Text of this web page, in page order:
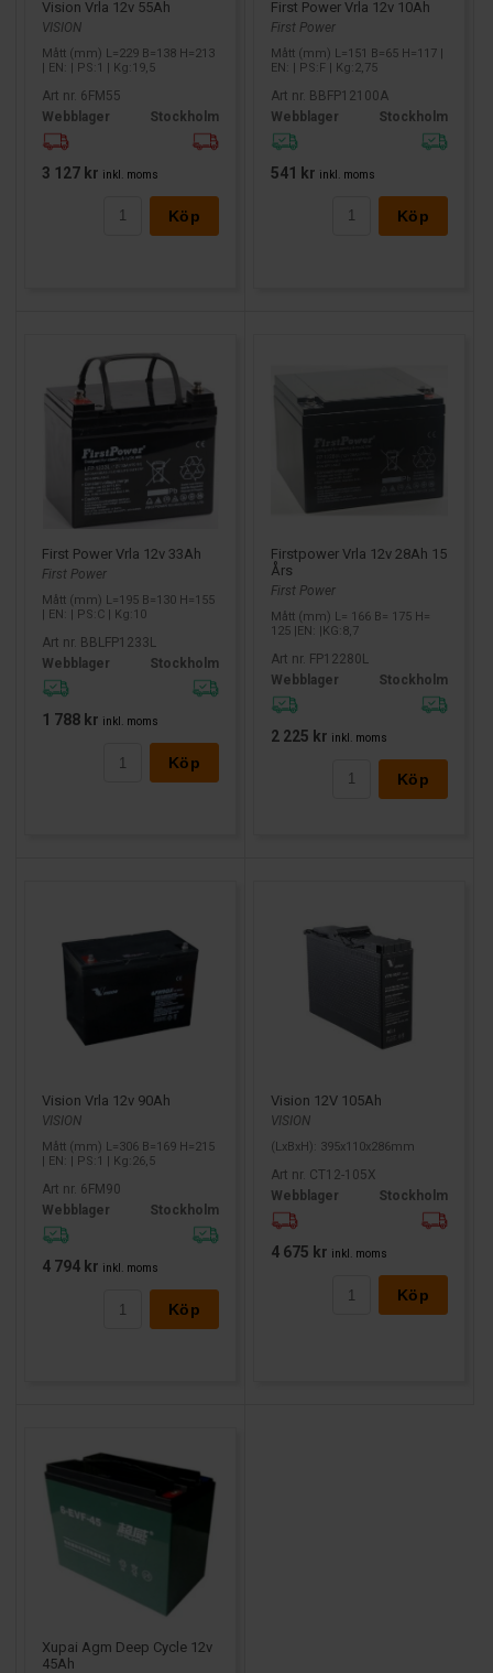
Vision Vrla 12v 55Ah
VISION
Mått (mm) L=229 B=138 H=213
| EN: | PS:1 | Kg:19,5
Art nr. 6FM55
Webblager
Stockholm
3 127 kr inkl. moms
Köp
First Power Vrla 12v 10Ah
First Power
Mått (mm) L=151 B=65 H=117 |
EN: | PS:F | Kg:2,75
Art nr. BBFP12100A
Webblager
Stockholm
541 kr inkl. moms
Köp
First Power Vrla 12v 33Ah
First Power
Mått (mm) L=195 B=130 H=155
| EN: | PS:C | Kg:10
Art nr. BBLFP1233L
Webblager
Stockholm
1 788 kr inkl. moms
Köp
Firstpower Vrla 12v 28Ah 15
Års
First Power
Mått (mm) L= 166 B= 175 H=
125 |EN: |KG:8,7
Art nr. FP12280L
Webblager
Stockholm
2 225 kr inkl. moms
Köp
Vision Vrla 12v 90Ah
VISION
Mått (mm) L=306 B=169 H=215
| EN: | PS:1 | Kg:26,5
Art nr. 6FM90
Webblager
Stockholm
4 794 kr inkl. moms
Köp
Vision 12V 105Ah
VISION
(LxBxH): 395x110x286mm
Art nr. CT12-105X
Webblager
Stockholm
4 675 kr inkl. moms
Köp
Xupai Agm Deep Cycle 12v
45Ah